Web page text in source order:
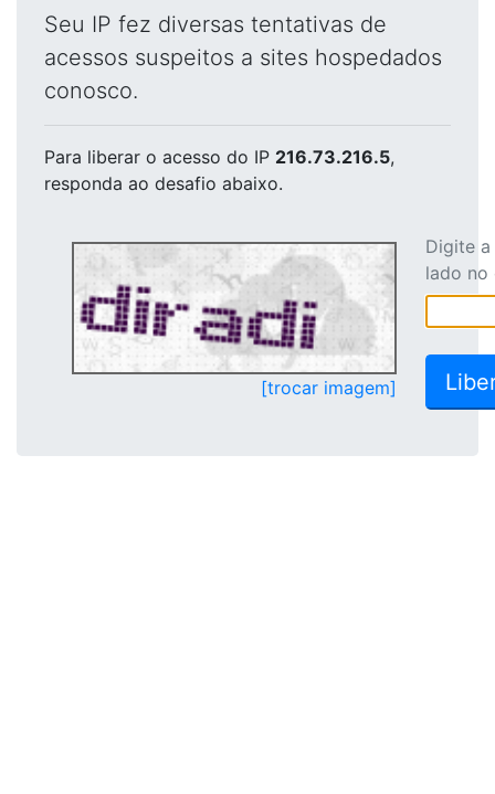
Seu IP fez diversas tentativas de
acessos suspeitos a sites hospedados
conosco.
Para liberar o acesso do IP 216.73.216.5,
responda ao desafio abaixo.
[trocar imagem]
Digite
lado no